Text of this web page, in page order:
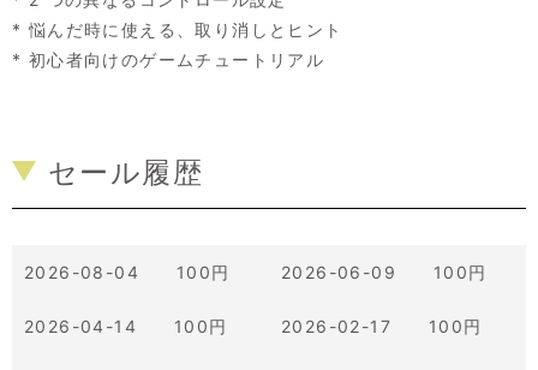
* 悩んだ時に使える、取り消しとヒント
* 初心者向けのゲームチュートリアル
セール履歴
2026-08-04 100円 2026-06-09 100円
2026-04-14 100円 2026-02-17 100円